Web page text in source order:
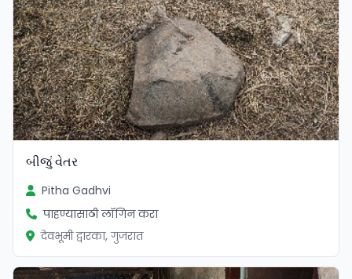
બીજું વેતર
Pitha Gadhvi
पाहण्यासाठी लॉगिन करा
देवभूमी द्वारका, गुजरात